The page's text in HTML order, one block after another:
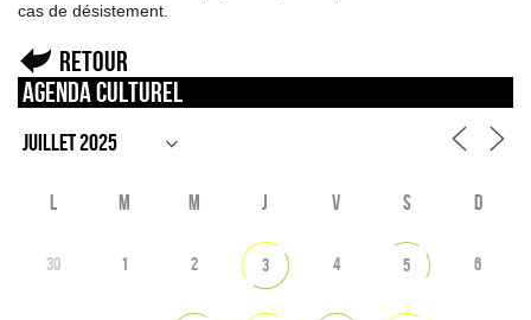
cas de désistement.
Retour
Agenda culturel
L M M J V S D
30 1 2 3 4 5 6